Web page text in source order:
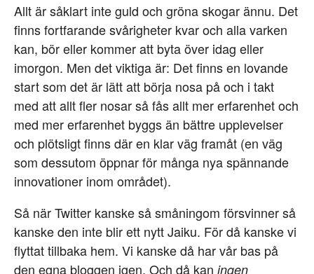
Allt är såklart inte guld och gröna skogar ännu. Det
finns fortfarande svårigheter kvar och alla varken
kan, bör eller kommer att byta över idag eller
imorgon. Men det viktiga är: Det finns en lovande
start som det är lätt att börja nosa på och i takt
med att allt fler nosar så fås allt mer erfarenhet och
med mer erfarenhet byggs än bättre upplevelser
och plötsligt finns där en klar väg framåt (en väg
som dessutom öppnar för många nya spännande
innovationer inom området).
Så när Twitter kanske så småningom försvinner så
kanske den inte blir ett nytt Jaiku. För då kanske vi
flyttat tillbaka hem. Vi kanske då har vår bas på
den egna bloggen igen. Och då kan ingen